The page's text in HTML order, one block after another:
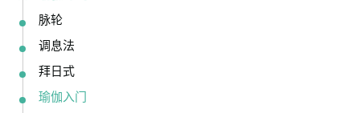
脉轮
调息法
拜日式
瑜伽入门